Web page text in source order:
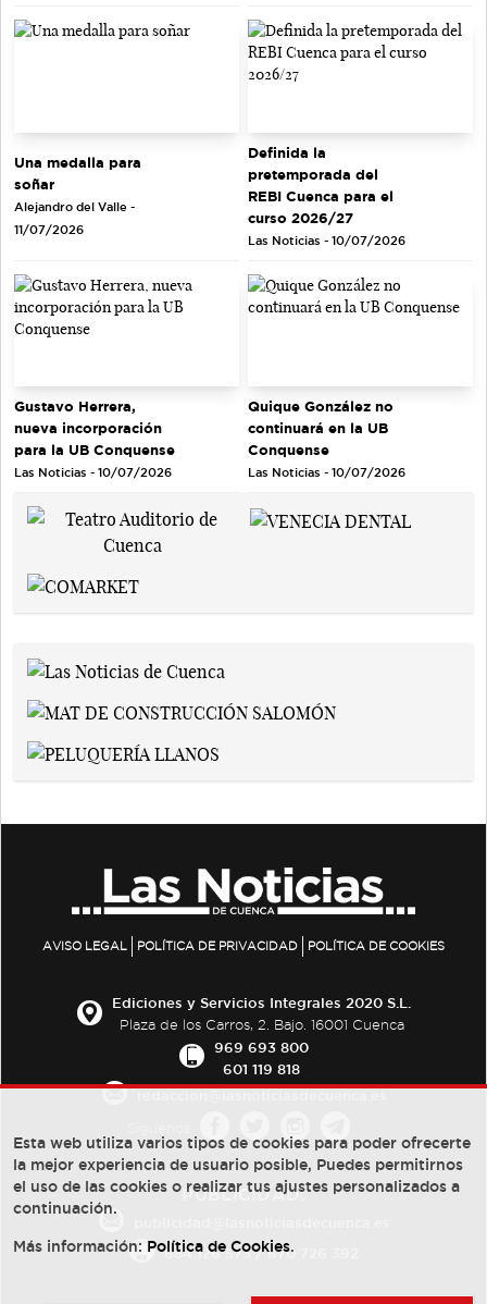
Una medalla para
soñar
Alejandro del Valle -
11/07/2026
Definida la
pretemporada del
REBI Cuenca para el
curso 2026/27
Las Noticias - 10/07/2026
Gustavo Herrera,
nueva incorporación
para la UB Conquense
Las Noticias - 10/07/2026
Quique González no
continuará en la UB
Conquense
Las Noticias - 10/07/2026
AVISO LEGAL POLÍTICA DE PRIVACIDAD POLÍTICA DE COOKIES
Ediciones y Servicios Integrales 2020 S.L.
Plaza de los Carros, 2. Bajo. 16001 Cuenca
969 693 800
601 119 818
PUBLICIDAD:
684 126 573/670 726 392
Esta web utiliza varios tipos de cookies para poder ofrecerte
la mejor experiencia de usuario posible, Puedes permitirnos
el uso de las cookies o realizar tus ajustes personalizados a
continuación.
Más información: Política de Cookies.